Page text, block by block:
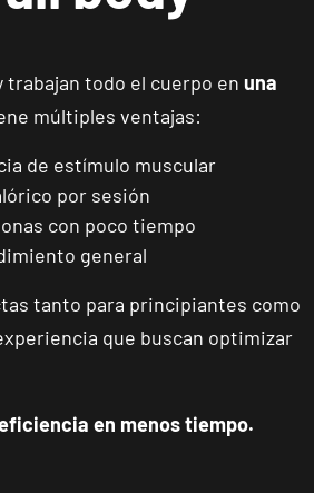
trabajan todo el cuerpo en una
múltiples ventajas:
de estímulo muscular
por sesión
con poco tiempo
general
tanto para principiantes como
que buscan optimizar
en menos tiempo.